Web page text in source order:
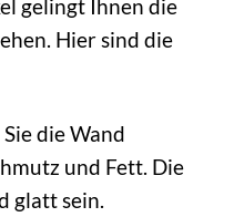
gelingt Ihnen die
Hier sind die
die Wand
und Fett. Die
glatt sein.